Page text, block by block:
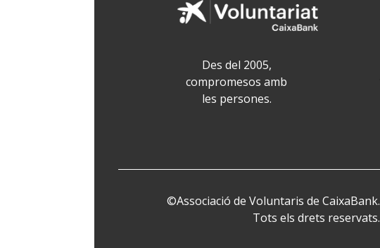
Des del 2005,
compromesos amb
les persones.
©Associació de Voluntaris de CaixaBank.
Tots els drets reservats.